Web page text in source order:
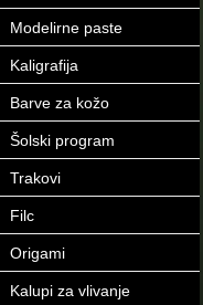
Modelirne paste
Kaligrafija
Barve za kožo
Šolski program
Trakovi
Filc
Origami
Kalupi za vlivanje